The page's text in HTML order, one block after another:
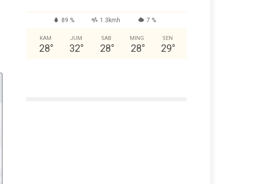
89 % 1.3kmh 7 %
KAM
28°
JUM
32°
SAB
28°
MING
28°
SEN
29°